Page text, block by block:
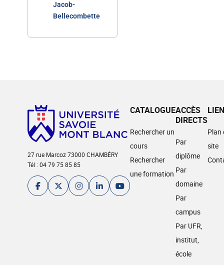
Jacob-
Bellecombette
27 rue Marcoz 73000 CHAMBÉRY
Tél : 04 79 75 85 85
CATALOGUE
Rechercher un
cours
Rechercher
une formation
ACCÈS
DIRECTS
Par
diplôme
Par
domaine
Par
campus
Par UFR,
institut,
école
Plan
site